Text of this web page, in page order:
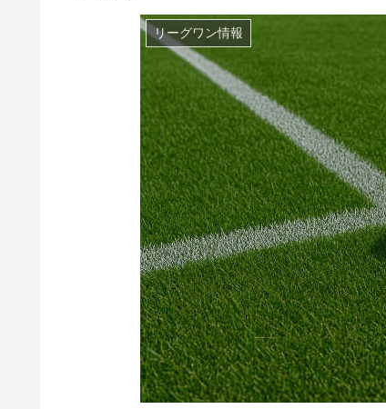
リーグワン情報